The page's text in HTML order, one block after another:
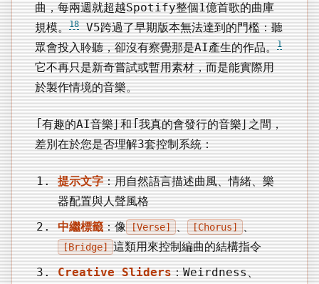
曲，每兩週就超越Spotify整個1億首歌的曲庫
規模。18V5跨過了早期版本無法達到的門檻：聽
眾會投入聆聽，卻沒有察覺那是AI產生的作品。1
它不再只是新奇嘗試或暫用素材，而是能實際用
於製作情境的音樂。
「有趣的AI音樂」和「我真的會發行的音樂」之間，
差別在於您是否理解3套控制系統：
提示文字：用自然語言描述曲風、情緒、樂
器配置與人聲風格
中繼標籤：像 [Verse] 、 [Chorus] 、
[Bridge] 這類用來控制編曲的結構指令
Creative Sliders：Weirdness、